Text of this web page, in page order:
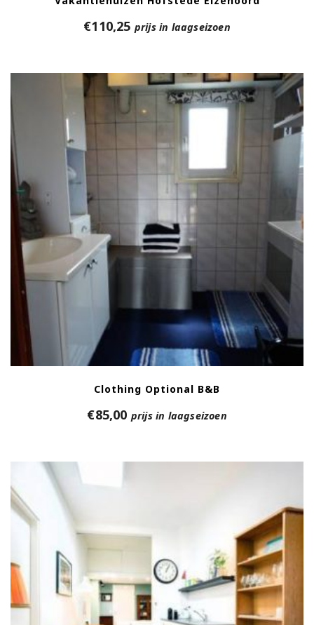
€110,25 prijs in laagseizoen
Clothing Optional B&B
€85,00 prijs in laagseizoen